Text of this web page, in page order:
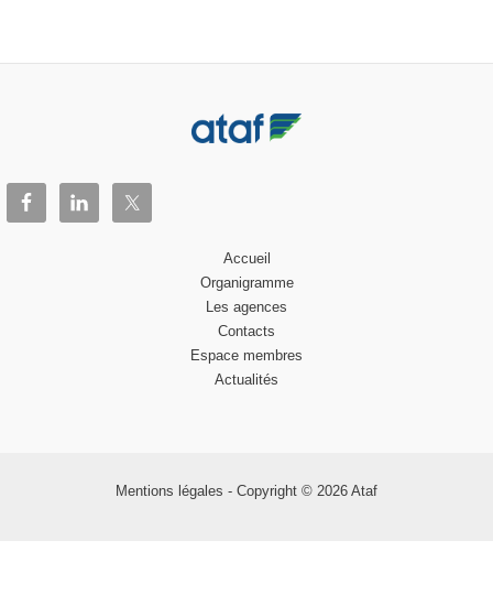
l’article
Accueil
Organigramme
Les agences
Contacts
Espace membres
Actualités
Mentions légales - Copyright © 2026 Ataf